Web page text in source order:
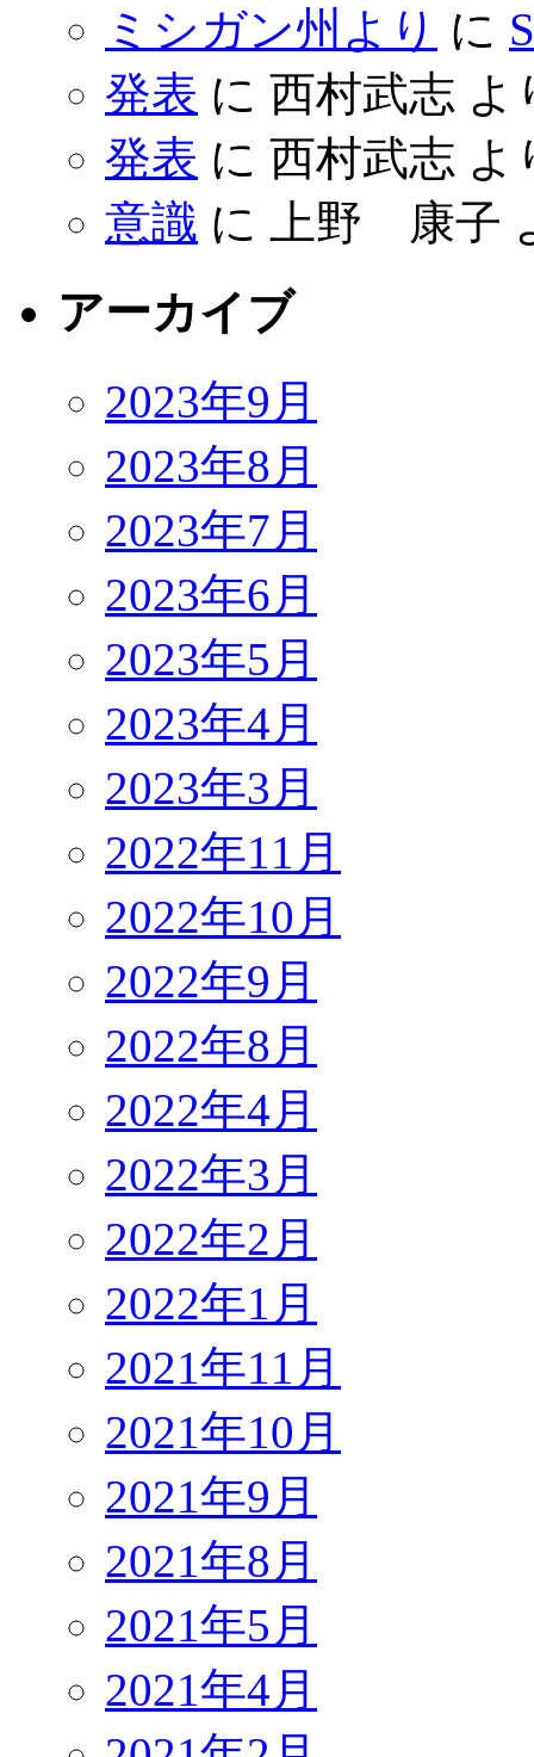
ミシガン州より に
発表 に 西村武志 よ
発表 に 西村武志 よ
意識 に 上野 康子
アーカイブ
2023年9月
2023年8月
2023年7月
2023年6月
2023年5月
2023年4月
2023年3月
2022年11月
2022年10月
2022年9月
2022年8月
2022年4月
2022年3月
2022年2月
2022年1月
2021年11月
2021年10月
2021年9月
2021年8月
2021年5月
2021年4月